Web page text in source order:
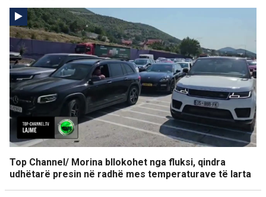
Top Channel/ Morina bllokohet nga fluksi, qindra
udhëtarë presin në radhë mes temperaturave të larta